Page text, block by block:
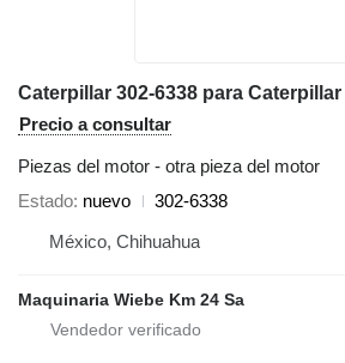
Precio a consultar
Piezas del motor - otra pieza del motor
Estado nuevo
302-6338
México, Chihuahua
Maquinaria Wiebe Km 24 Sa